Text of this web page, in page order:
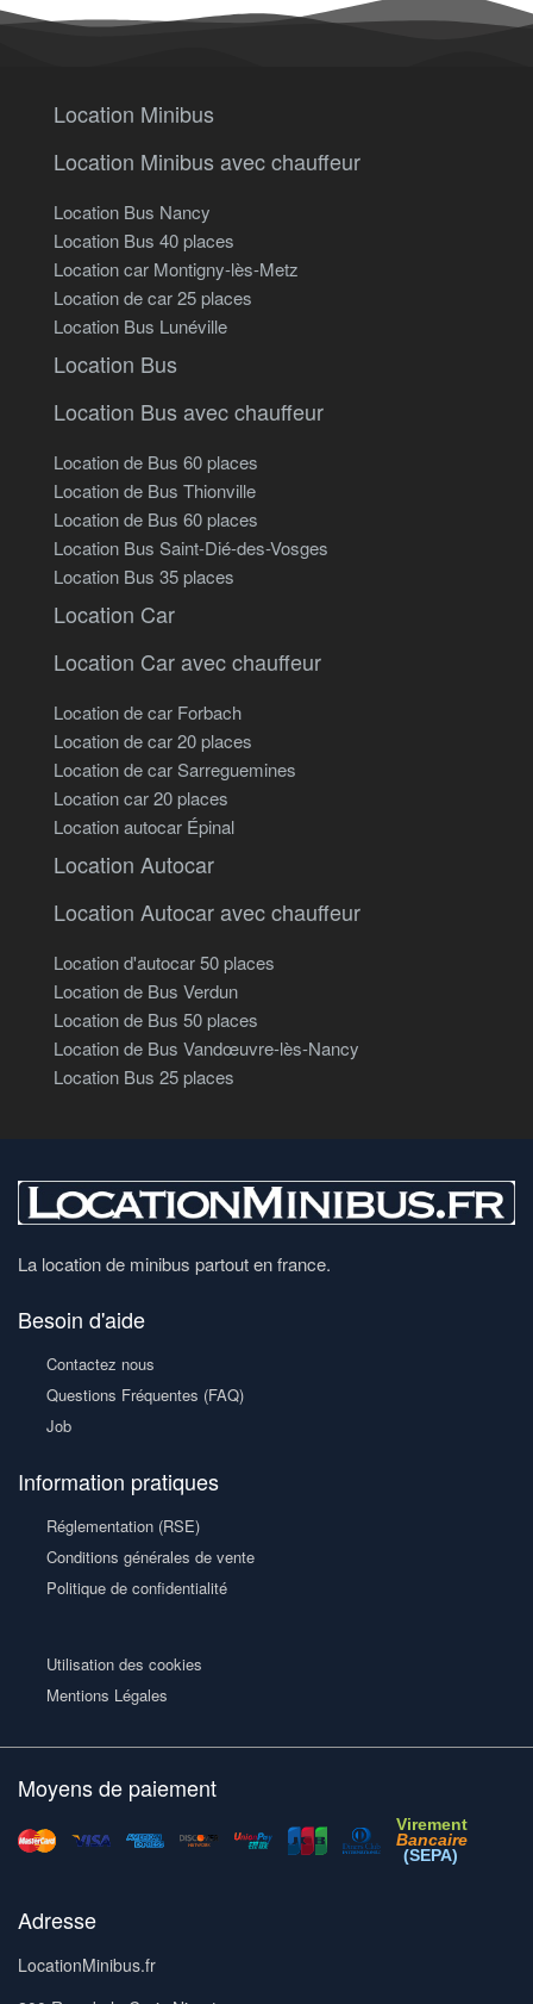
Location Minibus
Location Minibus avec chauffeur
Location Bus Nancy
Location Bus 40 places
Location car Montigny-lès-Metz
Location de car 25 places
Location Bus Lunéville
Location Bus
Location Bus avec chauffeur
Location de Bus 60 places
Location de Bus Thionville
Location de Bus 60 places
Location Bus Saint-Dié-des-Vosges
Location Bus 35 places
Location Car
Location Car avec chauffeur
Location de car Forbach
Location de car 20 places
Location de car Sarreguemines
Location car 20 places
Location autocar Épinal
Location Autocar
Location Autocar avec chauffeur
Location d'autocar 50 places
Location de Bus Verdun
Location de Bus 50 places
Location de Bus Vandœuvre-lès-Nancy
Location Bus 25 places
La location de minibus partout en france.
Besoin d'aide
Contactez nous
Questions Fréquentes (FAQ)
Job
Information pratiques
Réglementation (RSE)
Conditions générales de vente
Politique de confidentialité
Utilisation des cookies
Mentions Légales
Moyens de paiement
Virement
Bancaire
(SEPA)
Adresse
LocationMinibus.fr